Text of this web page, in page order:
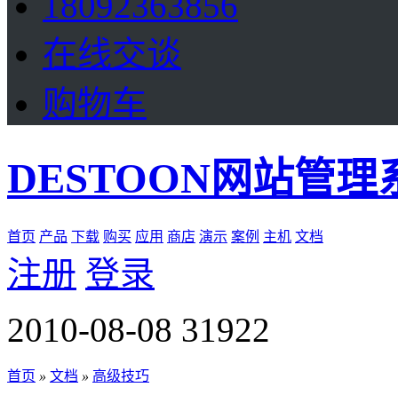
在线交谈
购物车
DESTOON网站管理
首页 产品 下载 购买 应用 商店 演示 案例 主机 文档
注册 登录
2010-08-08 31922
首页 » 文档 » 高级技巧